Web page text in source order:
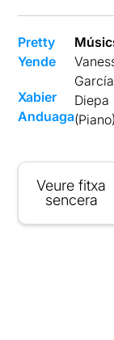
Pretty
Yende
Xabier
Anduaga
García
Diepa
(Piano)
Veure fitxa
sencera